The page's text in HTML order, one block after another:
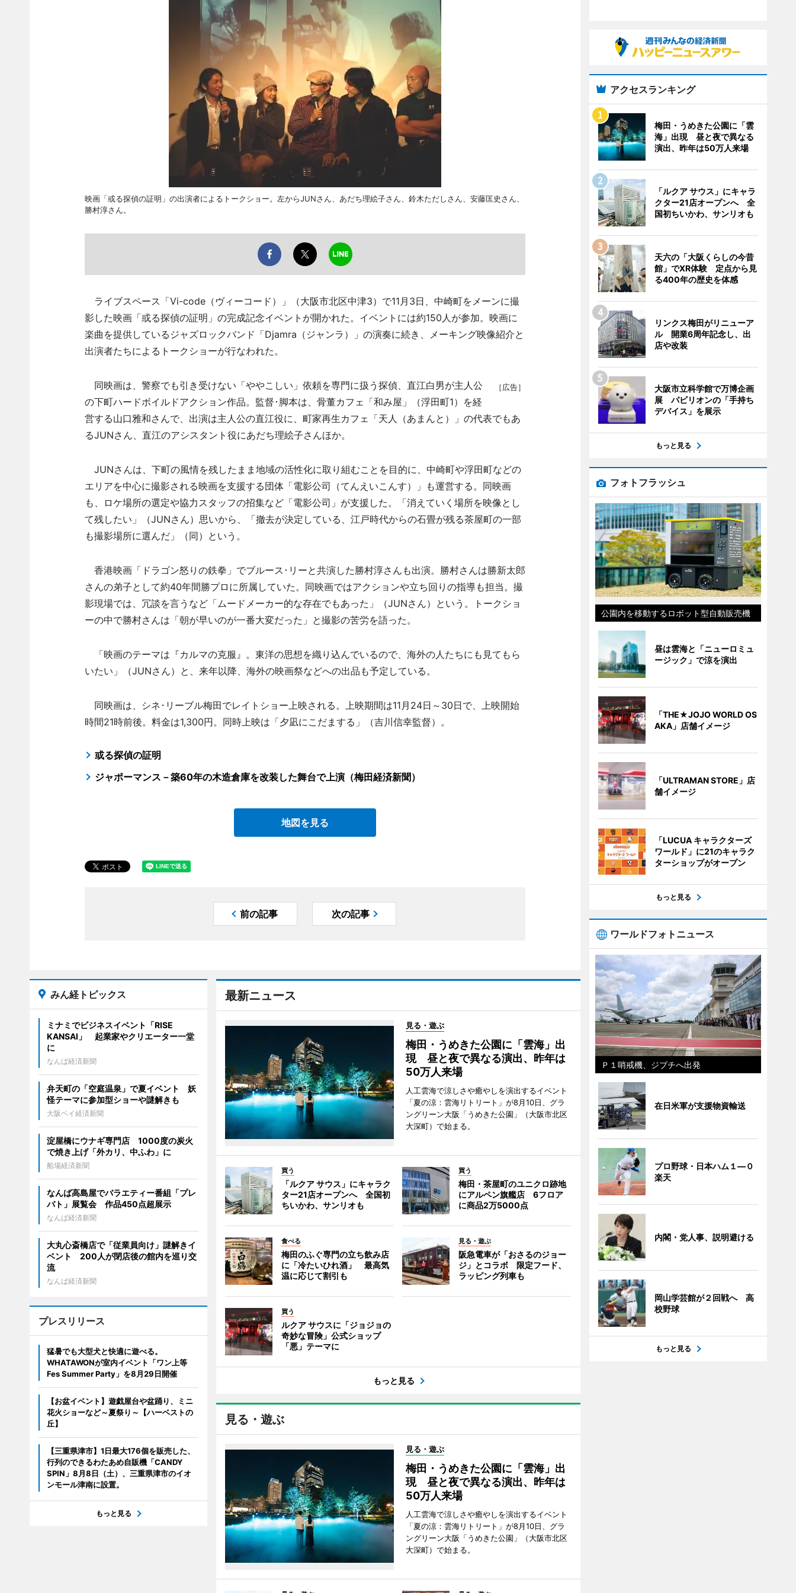
映画「或る探偵の証明」の出演者によるトークショー。左からJUNさん、あだち理絵子さん、鈴木ただしさん、安藤匡史さん、
勝村淳さん。
ライブスペース「Vi-code（ヴィーコード）」（大阪市北区中津3）で11月3日、中崎町をメーンに撮
影した映画「或る探偵の証明」の完成記念イベントが開かれた。イベントには約150人が参加。映画に
楽曲を提供しているジャズロックバンド「Djamra（ジャンラ）」の演奏に続き、メーキング映像紹介と
出演者たちによるトークショーが行なわれた。
［広告］
同映画は、警察でも引き受けない「ややこしい」依頼を専門に扱う探偵、直江白男が主人公
の下町ハードボイルドアクション作品。監督･脚本は、骨董カフェ「和み屋」（浮田町1）を経
営する山口雅和さんで、出演は主人公の直江役に、町家再生カフェ「天人（あまんと）」の代表でもあ
るJUNさん、直江のアシスタント役にあだち理絵子さんほか。
JUNさんは、下町の風情を残したまま地域の活性化に取り組むことを目的に、中崎町や浮田町などの
エリアを中心に撮影される映画を支援する団体「電影公司（てんえいこんす）」も運営する。同映画
も、ロケ場所の選定や協力スタッフの招集など「電影公司」が支援した。「消えていく場所を映像とし
て残したい」（JUNさん）思いから、「撤去が決定している、江戸時代からの石畳が残る茶屋町の一部
も撮影場所に選んだ」（同）という。
香港映画「ドラゴン怒りの鉄拳」でブルース･リーと共演した勝村淳さんも出演。勝村さんは勝新太郎
さんの弟子として約40年間勝プロに所属していた。同映画ではアクションや立ち回りの指導も担当。撮
影現場では、冗談を言うなど「ムードメーカー的な存在でもあった」（JUNさん）という。トークショ
ーの中で勝村さんは「朝が早いのが一番大変だった」と撮影の苦労を語った。
「映画のテーマは『カルマの克服』。東洋の思想を織り込んでいるので、海外の人たちにも見てもら
いたい」（JUNさん）と、来年以降、海外の映画祭などへの出品も予定している。
同映画は、シネ･リーブル梅田でレイトショー上映される。上映期間は11月24日～30日で、上映開始
時間21時前後。料金は1,300円。同時上映は「夕凪にこだまする」（吉川信幸監督）。
或る探偵の証明
ジャポーマンス－築60年の木造倉庫を改装した舞台で上演（梅田経済新聞）
地図を見る
前の記事 次の記事
最新ニュース
見る・遊ぶ
梅田・うめきた公園に「雲海」出
現 昼と夜で異なる演出、昨年は
50万人来場
人工雲海で涼しさや癒やしを演出するイベント
「夏の涼：雲海リトリート」が8月10日、グラ
ングリーン大阪「うめきた公園」（大阪市北区
大深町）で始まる。
買う
「ルクア サウス」にキャラク
ター21店オープンへ 全国初
ちいかわ、サンリオも
買う
梅田・茶屋町のユニクロ跡地
にアルペン旗艦店 6フロア
に商品2万5000点
食べる
梅田のふぐ専門の立ち飲み店
に「冷たいひれ酒」 最高気
温に応じて割引も
見る・遊ぶ
阪急電車が「おさるのジョー
ジ」とコラボ 限定フード、
ラッピング列車も
買う
ルクア サウスに「ジョジョの
奇妙な冒険」公式ショップ
「悪」テーマに
もっと見る
見る・遊ぶ
見る・遊ぶ
梅田・うめきた公園に「雲海」出
現 昼と夜で異なる演出、昨年は
50万人来場
人工雲海で涼しさや癒やしを演出するイベント
「夏の涼：雲海リトリート」が8月10日、グラ
ングリーン大阪「うめきた公園」（大阪市北区
大深町）で始まる。
みん経トピックス
ミナミでビジネスイベント「RISE
KANSAI」 起業家やクリエーター一堂
に
なんば経済新聞
弁天町の「空庭温泉」で夏イベント 妖
怪テーマに参加型ショーや謎解きも
大阪ベイ経済新聞
淀屋橋にウナギ専門店 1000度の炭火
で焼き上げ「外カリ、中ふわ」に
船場経済新聞
なんば高島屋でバラエティー番組「プレ
バト」展覧会 作品450点超展示
なんば経済新聞
大丸心斎橋店で「従業員向け」謎解きイ
ベント 200人が閉店後の館内を巡り交
流
なんば経済新聞
プレスリリース
猛暑でも大型犬と快適に遊べる。
WHATAWONが室内イベント「ワン上等
Fes Summer Party」を8月29日開催
【お盆イベント】遊戯屋台や盆踊り、ミニ
花火ショーなど～夏祭り～【ハーベストの
丘】
【三重県津市】1日最大176個を販売した、
行列のできるわたあめ自販機「CANDY
SPIN」8月8日（土）、三重県津市のイオ
ンモール津南に設置。
もっと見る
アクセスランキング
梅田・うめきた公園に「雲
海」出現 昼と夜で異なる
演出、昨年は50万人来場
「ルクア サウス」にキャラ
クター21店オープンへ 全
国初ちいかわ、サンリオも
天六の「大阪くらしの今昔
館」でXR体験 定点から見
る400年の歴史を体感
リンクス梅田がリニューア
ル 開業6周年記念し、出
店や改装
大阪市立科学館で万博企画
展 パビリオンの「手持ち
デバイス」を展示
もっと見る
フォトフラッシュ
公園内を移動するロボット型自動販売機
昼は雲海と「ニューロミュ
ージック」で涼を演出
「THE★JOJO WORLD OS
AKA」店舗イメージ
「ULTRAMAN STORE」店
舗イメージ
「LUCUA キャラクターズ
ワールド」に21のキャラク
ターショップがオープン
もっと見る
ワールドフォトニュース
Ｐ１哨戒機、ジブチへ出発
在日米軍が支援物資輸送
プロ野球・日本ハム１―０
楽天
内閣・党人事、説明避ける
岡山学芸館が２回戦へ 高
校野球
もっと見る